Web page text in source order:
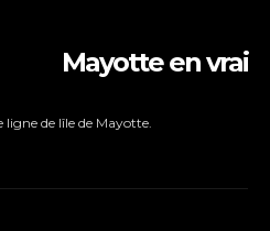
Mayotte en vrai
de lîle de Mayotte.